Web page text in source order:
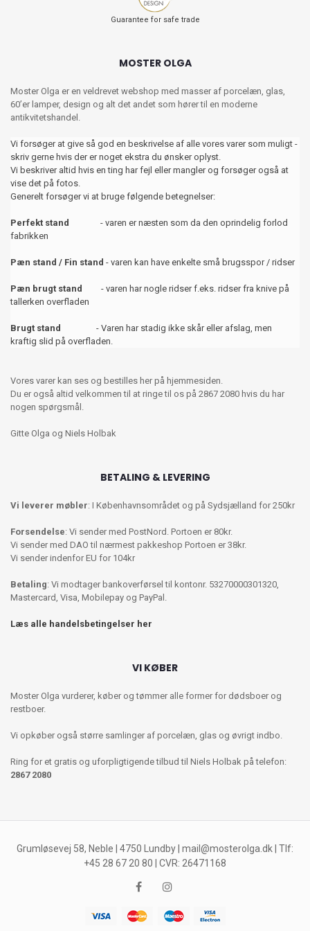
Guarantee for safe trade
MOSTER OLGA
Moster Olga er en veldrevet webshop med masser af porcelæn, glas,
60’er lamper, design og alt det andet som hører til en moderne
antikvitetshandel.
Vi forsøger at give så god en beskrivelse af alle vores varer som muligt -
skriv gerne hvis der er noget ekstra du ønsker oplyst.
Vi beskriver altid hvis en ting har fejl eller mangler og forsøger også at
vise det på fotos.
Generelt forsøger vi at bruge følgende betegnelser:
Perfekt stand - varen er næsten som da den oprindelig forlod
fabrikken
Pæn stand / Fin stand - varen kan have enkelte små brugsspor / ridser
Pæn brugt stand
- varen har nogle ridser f.eks. ridser fra knive på
tallerken overfladen
Brugt stand
- Varen har stadig ikke skår eller afslag, men
kraftig slid på overfladen.
Vores varer kan ses og bestilles her på hjemmesiden.
Du er også altid velkommen til at ringe til os på 2867 2080 hvis du har
nogen spørgsmål.
Gitte Olga og Niels Holbak
BETALING & LEVERING
Vi leverer møbler: I Københavnsområdet og på Sydsjælland for 250kr
Forsendelse: Vi sender med PostNord. Portoen er 80kr.
Vi sender med DAO til nærmest pakkeshop Portoen er 38kr.
Vi sender indenfor EU for 104kr
Betaling: Vi modtager bankoverførsel til kontonr. 53270000301320,
Mastercard, Visa, Mobilepay og PayPal.
Læs alle handelsbetingelser her
VI KØBER
Moster Olga vurderer, køber og tømmer alle former for dødsboer og
restboer.
Vi opkøber også større samlinger af porcelæn, glas og øvrigt indbo.
Ring for et gratis og uforpligtigende tilbud til Niels Holbak på telefon:
2867 2080
Grumløsevej 58, Neble | 4750 Lundby | mail@mosterolga.dk | Tlf:
+45 28 67 20 80 | CVR: 26471168